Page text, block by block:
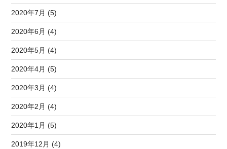
2020年7月 (5)
2020年6月 (4)
2020年5月 (4)
2020年4月 (5)
2020年3月 (4)
2020年2月 (4)
2020年1月 (5)
2019年12月 (4)